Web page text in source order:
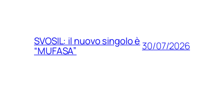
SVOSIL: il nuovo singolo è
“MUFASA” 30/07/2026